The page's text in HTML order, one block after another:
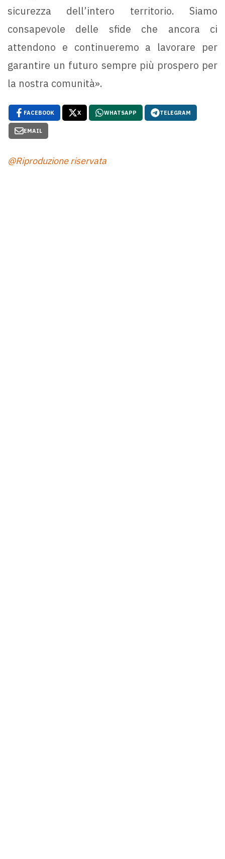
sicurezza dell’intero territorio. Siamo
consapevole delle sfide che ancora ci
attendono e continueremo a lavorare per
garantire un futuro sempre più prospero per
la nostra comunità».
FACEBOOK X WHATSAPP TELEGRAM
EMAIL
@Riproduzione riservata